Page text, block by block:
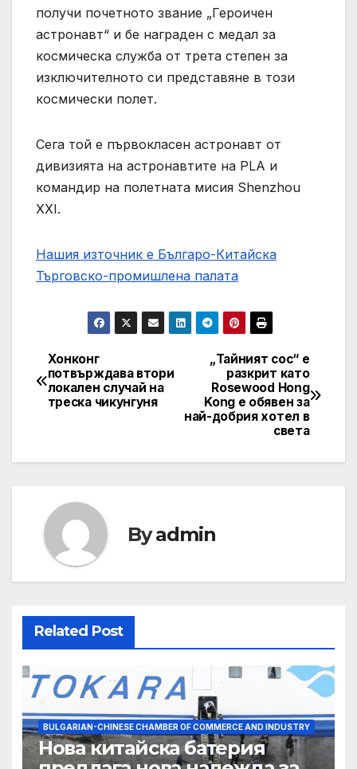
получи почетното звание „Героичен
астронавт“ и бе награден с медал за
космическа служба от трета степен за
изключителното си представяне в този
космически полет.
Сега той е първокласен астронавт от
дивизията на астронавтите на PLA и
командир на полетната мисия Shenzhou
XXI.
Нашия източник е Българо-Китайска
Търговско-промишлена палaта
Post
navigation
„Тайният сос“ е
разкрит като
Rosewood Hong
Kong е обявен за
най-добрия хотел в
света
Хонконг
потвърждава втори
локален случай на
треска чикунгуня
Byadmin
Related Post
BULGARIAN-CHINESE CHAMBER OF COMMERCE AND INDUSTRY
Нова китайска батерия